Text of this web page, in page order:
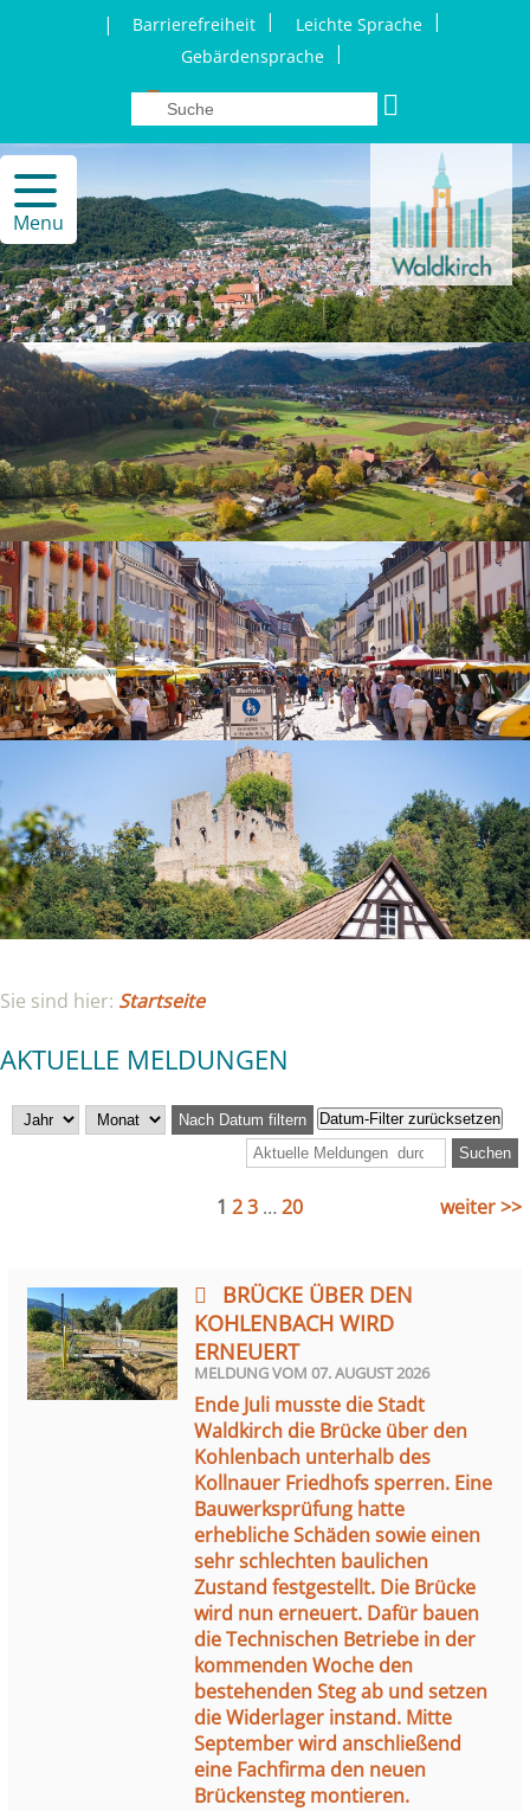
| Barrierefreiheit | Leichte Sprache |
Gebärdensprache |
Menu
Sie sind hier: Startseite
AKTUELLE MELDUNGEN
Nach Datum filtern Datum-Filter zurücksetzen
1 23 …20 weiter >>
BRÜCKE ÜBER DEN
KOHLENBACH WIRD
ERNEUERT
MELDUNG VOM 07. AUGUST 2026
Ende Juli musste die Stadt
Waldkirch die Brücke über den
Kohlenbach unterhalb des
Kollnauer Friedhofs sperren. Eine
Bauwerksprüfung hatte
erhebliche Schäden sowie einen
sehr schlechten baulichen
Zustand festgestellt. Die Brücke
wird nun erneuert. Dafür bauen
die Technischen Betriebe in der
kommenden Woche den
bestehenden Steg ab und setzen
die Widerlager instand. Mitte
September wird anschließend
eine Fachfirma den neuen
Brückensteg montieren.